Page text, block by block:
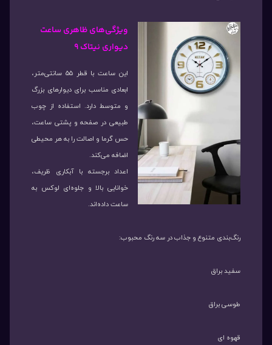
ویژگی‌های ظاهری ساعت
دیواری نیتاک 9
این ساعت با قطر ۵۵ سانتی‌متر،
ابعادی مناسب برای دیوارهای بزرگ
و متوسط دارد. استفاده از چوب
طبیعی در صفحه و پشتی ساعت،
حس گرما و اصالت را به هر محیطی
اضافه می‌کند.
اعداد برجسته با آبکاری ظریف،
خوانایی بالا و جلوه‌ای لوکس به
ساعت داده‌اند.
رنگ‌بندی متنوع و جذاب در سه رنگ محبوب:
سفید براق
طوسی براق
قهوه ای